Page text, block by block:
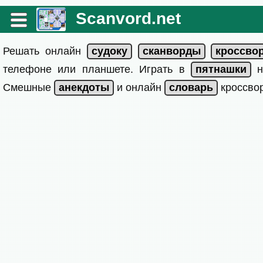
Scanvord.net
Решать онлайн
телефоне или планшете. Играть в
Смешные
и онлайн